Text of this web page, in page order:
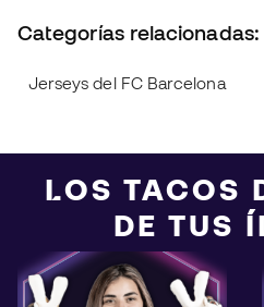
Categorías relacionadas:
Jerseys del FC Barcelona
LOS TACOS DE FÚTBOL
DE TUS